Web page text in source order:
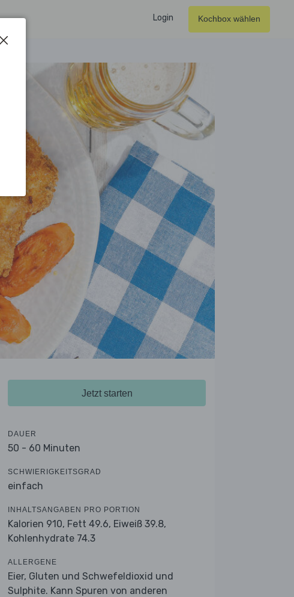
Login Kochbox wählen
Jetzt starten
DAUER
50 - 60 Minuten
SCHWIERIGKEITSGRAD
einfach
INHALTSANGABEN PRO PORTION
Kalorien 910, Fett 49.6, Eiweiß 39.8,
Kohlenhydrate 74.3
ALLERGENE
Eier, Gluten und Schwefeldioxid und
Sulphite. Kann Spuren von anderen